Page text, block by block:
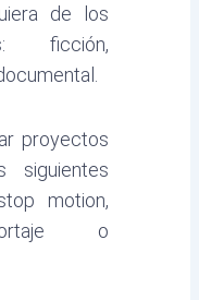
de los
ficción,
proyectos
siguientes
motion,
o